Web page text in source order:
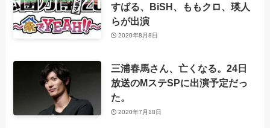
すばる、BiSH、ももクロ、瑛人
らが出演
2020年8月8日
三浦春馬さん、亡くなる。24日
放送のMステSPに出演予定だっ
た。
2020年7月18日